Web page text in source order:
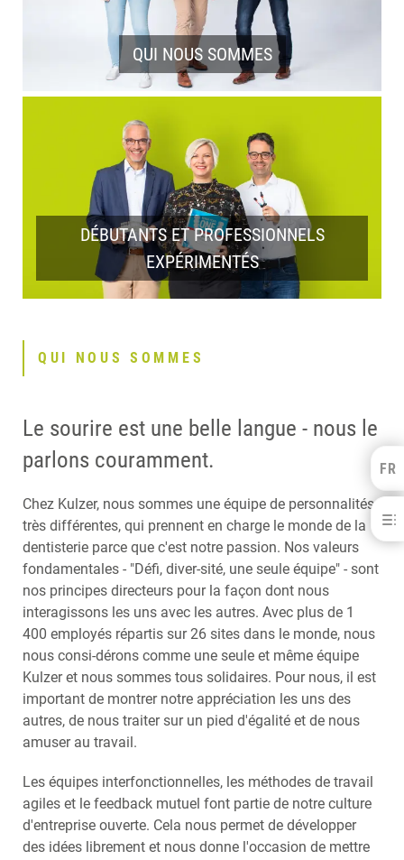
FR
FRANÇAIS
NEDERLANDS
Carrière chez Kulzer
QUI NOUS SOMMES
APPRENTISSAGE, DÉVELOPPEMENT ET FEEDBACK
NOS VALEURS FONDAMENTALES
DÉBUTANTS ET PROFESSIONNELS EXPÉRIMENTÉS
NOS LOCAUX
QUI NOUS SOMMES
DÉBUTANTS ET PROFESSIONNELS
EXPÉRIMENTÉS
QUI NOUS SOMMES
Le sourire est une belle langue - nous le
parlons couramment.
Chez Kulzer, nous sommes une équipe de personnalités
très différentes, qui prennent en charge le monde de la
dentisterie parce que c'est notre passion. Nos valeurs
fondamentales - "Défi, diver-sité, une seule équipe" - sont
nos principes directeurs pour la façon dont nous
interagissons les uns avec les autres. Avec plus de 1
400 employés répartis sur 26 sites dans le monde, nous
nous consi-dérons comme une seule et même équipe
Kulzer et nous sommes tous solidaires. Pour nous, il est
important de montrer notre appréciation les uns des
autres, de nous traiter sur un pied d'égalité et de nous
amuser au travail.
Les équipes interfonctionnelles, les méthodes de travail
agiles et le feedback mutuel font partie de notre culture
d'entreprise ouverte. Cela nous permet de développer
des idées librement et nous donne l'occasion de mettre